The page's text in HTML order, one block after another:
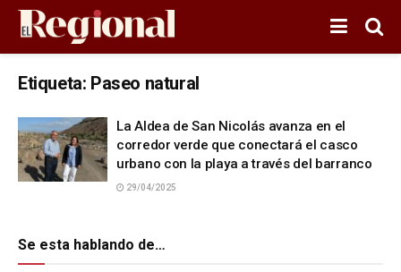
Etiqueta: Paseo natural
La Aldea de San Nicolás avanza en el
corredor verde que conectará el casco
urbano con la playa a través del barranco
29/04/2025
Se esta hablando de…